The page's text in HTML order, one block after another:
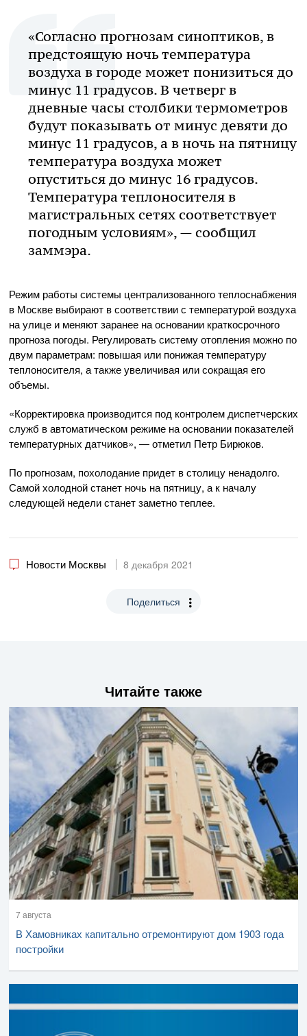
«Согласно прогнозам синоптиков, в
предстоящую ночь температура
воздуха в городе может понизиться до
минус 11 градусов. В четверг в
дневные часы столбики термометров
будут показывать от минус девяти до
минус 11 градусов, а в ночь на пятницу
температура воздуха может
опуститься до минус 16 градусов.
Температура теплоносителя в
магистральных сетях соответствует
погодным условиям», — сообщил
заммэра.
Режим работы системы централизованного теплоснабжения
в Москве выбирают в соответствии с температурой воздуха
на улице и меняют заранее на основании краткосрочного
прогноза погоды. Регулировать систему отопления можно по
двум параметрам: повышая или понижая температуру
теплоносителя, а также увеличивая или сокращая его
объемы.
«Корректировка производится под контролем диспетчерских
служб в автоматическом режиме на основании показателей
температурных датчиков», — отметил Петр Бирюков.
По прогнозам, похолодание придет в столицу ненадолго.
Самой холодной станет ночь на пятницу, а к началу
следующей недели станет заметно теплее.
Новости Москвы 8 декабря 2021
Поделиться
Читайте также
7 августа
В Хамовниках капитально отремонтируют дом 1903 года
постройки